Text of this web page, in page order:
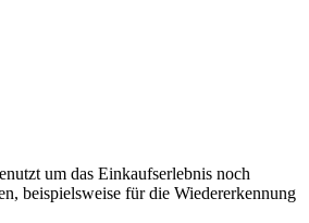
um das Einkaufserlebnis noch
beispielsweise für die Wiedererkennung